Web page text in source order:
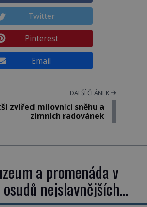
Twitter
Pinterest
Email
DALŠÍ ČLÁNEK
zvířecí milovníci sněhu a
zimních radovánek
a promenáda v
nejslavnějších